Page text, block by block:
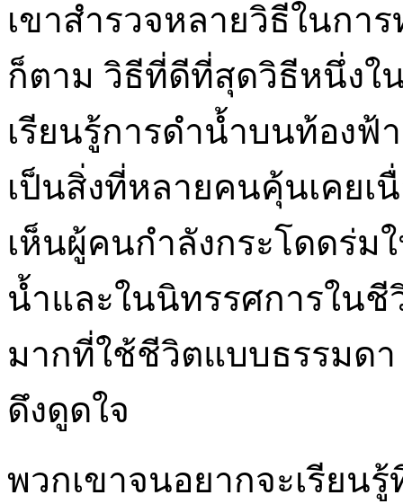
เขาสำรวจหลายวิธีในกา
ก็ตาม วิธีที่ดีที่สุดวิธีหนึ่งใ
เรียนรู้การดำน้ำบนท้องฟ้
เป็นสิ่งที่หลายคนคุ้นเคยเ
เห็นผู้คนกำลังกระโดดร่ม
น้ำและในนิทรรศการใน
มากที่ใช้ชีวิตแบบธรรมดา
ดึงดูดใจ
พวกเขาจนอยากจะเรียน